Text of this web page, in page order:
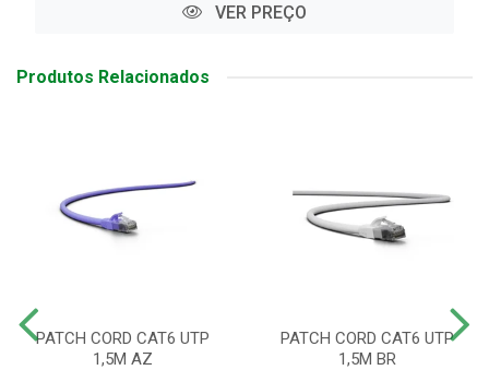
VER PREÇO
Produtos Relacionados
PATCH CORD CAT6 UTP
1,5M AZ
PATCH CORD CAT6 UTP
1,5M BR